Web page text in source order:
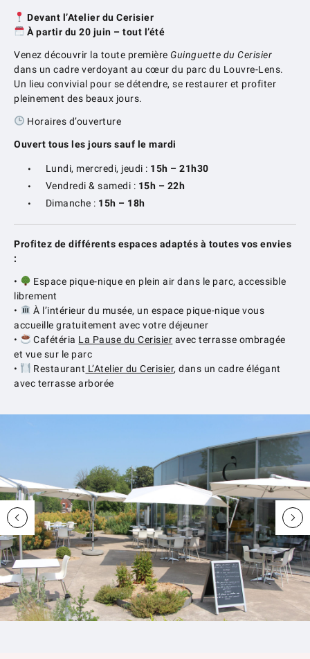
Devant l’Atelier du Cerisier
À partir du 20 juin – tout l’été
Venez découvrir la toute première Guinguette du Cerisier
dans un cadre verdoyant au cœur du parc du Louvre-Lens.
Un lieu convivial pour se détendre, se restaurer et profiter
pleinement des beaux jours.
Horaires d’ouverture
Ouvert tous les jours sauf le mardi
Lundi, mercredi, jeudi : 15h – 21h30
Vendredi & samedi : 15h – 22h
Dimanche : 15h – 18h
Profitez de différents espaces adaptés à toutes vos envies
:
•
Espace pique-nique en plein air dans le parc, accessible
librement
•
À l’intérieur du musée, un espace pique-nique vous
accueille gratuitement avec votre déjeuner
•
Cafétéria La Pause du Cerisier avec terrasse ombragée
et vue sur le parc
•
Restaurant L’Atelier du Cerisier, dans un cadre élégant
avec terrasse arborée